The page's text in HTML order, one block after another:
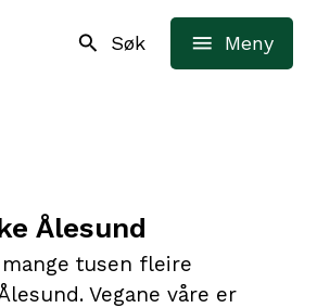
Søk Meny
Ålesund
tusen fleire
Vegane våre er